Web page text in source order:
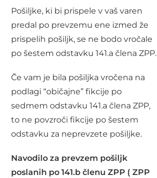
Pošiljke, ki bi prispele v vaš varen
predal po prevzemu ene izmed že
prispelih pošiljk, se ne bodo vročale
po šestem odstavku 141.a člena ZPP.
Če vam je bila pošiljka vročena na
podlagi “običajne” fikcije po
sedmem odstavku 141.a člena ZPP,
to ne povzroči fikcije po šestem
odstavku za neprevzete pošiljke.
Navodilo za prevzem pošiljk
poslanih po 141.b členu ZPP ( ZPP